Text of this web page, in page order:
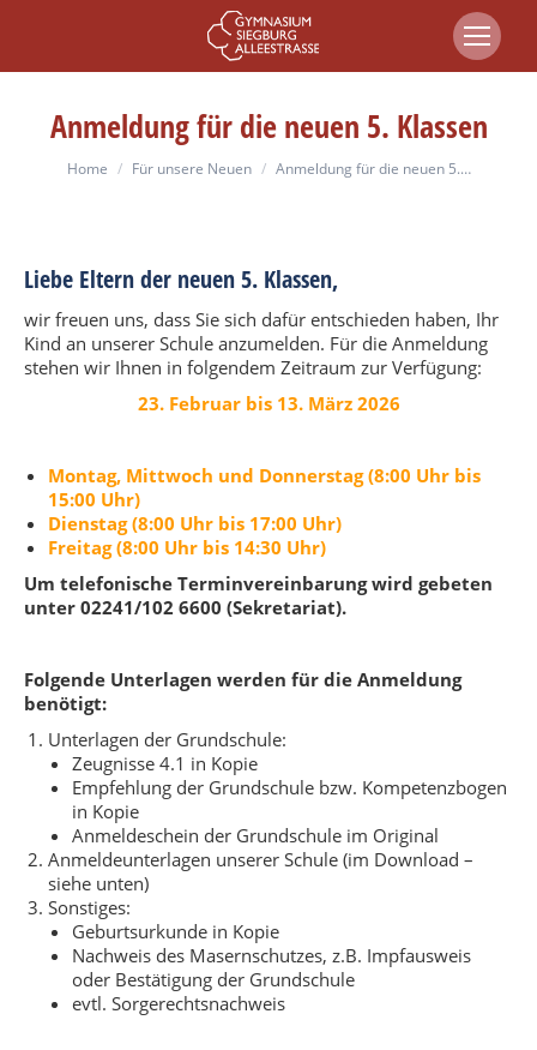
Anmeldung für die neuen 5. Klassen
You are here:
Home Für unsere Neuen Anmeldung für die neuen 5.…
Liebe Eltern der neuen 5. Klassen,
wir freuen uns, dass Sie sich dafür entschieden haben, Ihr
Kind an unserer Schule anzumelden. Für die Anmeldung
stehen wir Ihnen in folgendem Zeitraum zur Verfügung:
23. Februar bis 13. März 2026
Montag, Mittwoch und Donnerstag (8:00 Uhr bis
15:00 Uhr)
Dienstag (8:00 Uhr bis 17:00 Uhr)
Freitag (8:00 Uhr bis 14:30 Uhr)
Um telefonische Terminvereinbarung wird gebeten
unter 02241/102 6600 (Sekretariat).
Folgende Unterlagen werden für die Anmeldung
benötigt:
Unterlagen der Grundschule:
Zeugnisse 4.1 in Kopie
Empfehlung der Grundschule bzw. Kompetenzbogen
in Kopie
Anmeldeschein der Grundschule im Original
Anmeldeunterlagen unserer Schule (im Download –
siehe unten)
Sonstiges:
Geburtsurkunde in Kopie
Nachweis des Masernschutzes, z.B. Impfausweis
oder Bestätigung der Grundschule
evtl. Sorgerechtsnachweis